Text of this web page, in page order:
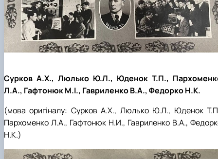
Сурков А.Х., Люлько Ю.Л., Юденок Т.П.,
Л.А., Гафтонюк М.І., Гавриленко В.А., Федорко Н.К.
(мова оригіналу: Сурков А.Х., Люлько Ю.Л., Юденок
Пархоменко Л.А., Гафтонюк Н.И., Гавриленко В.А.,
Н.К.)